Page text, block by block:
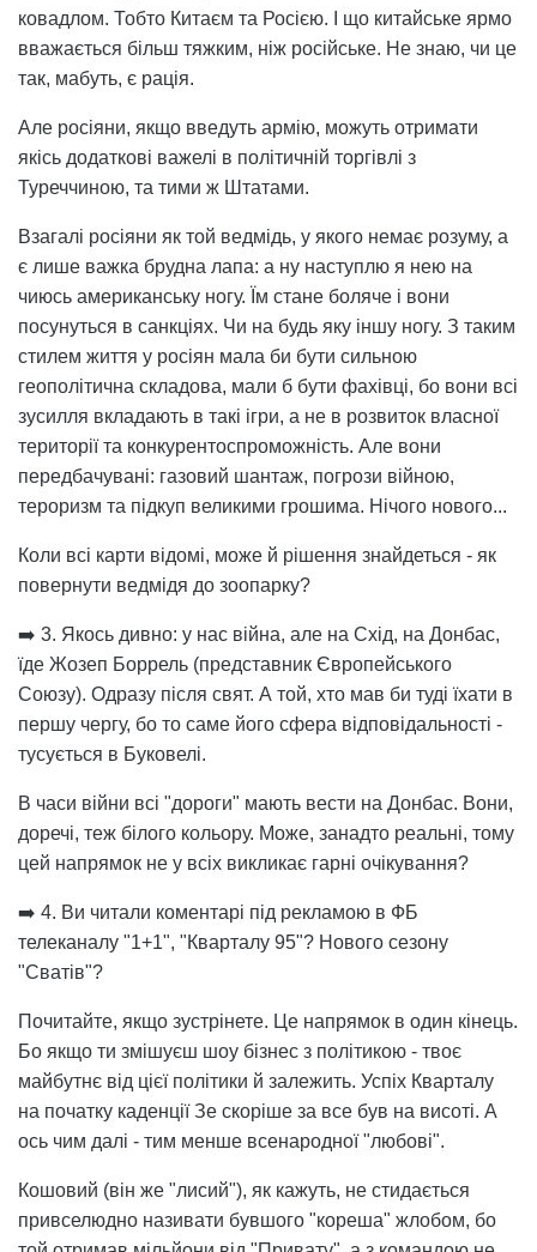
ковадлом. Тобто Китаєм та Росією. І що китайське ярмо
вважається більш тяжким, ніж російське. Не знаю, чи це
так, мабуть, є рація.
Але росіяни, якщо введуть армію, можуть отримати
якісь додаткові важелі в політичній торгівлі з
Туреччиною, та тими ж Штатами.
Взагалі росіяни як той ведмідь, у якого немає розуму, а
є лише важка брудна лапа: а ну наступлю я нею на
чиюсь американську ногу. Їм стане боляче і вони
посунуться в санкціях. Чи на будь яку іншу ногу. З таким
стилем життя у росіян мала би бути сильною
геополітична складова, мали б бути фахівці, бо вони всі
зусилля вкладають в такі ігри, а не в розвиток власної
території та конкурентоспроможність. Але вони
передбачувані: газовий шантаж, погрози війною,
тероризм та підкуп великими грошима. Нічого нового...
Коли всі карти відомі, може й рішення знайдеться - як
повернути ведмідя до зоопарку?
➡️ 3. Якось дивно: у нас війна, але на Схід, на Донбас,
їде Жозеп Боррель (представник Європейського
Союзу). Одразу після свят. А той, хто мав би туді їхати в
першу чергу, бо то саме його сфера відповідальності -
тусується в Буковелі.
В часи війни всі "дороги" мають вести на Донбас. Вони,
доречі, теж білого кольору. Може, занадто реальні, тому
цей напрямок не у всіх викликає гарні очікування?
➡️ 4. Ви читали коментарі під рекламою в ФБ
телеканалу "1+1", "Кварталу 95"? Нового сезону
"Сватів"?
Почитайте, якщо зустрінете. Це напрямок в один кінець.
Бо якщо ти змішуєш шоу бізнес з політикою - твоє
майбутнє від цієї політики й залежить. Успіх Кварталу
на початку каденції Зе скоріше за все був на висоті. А
ось чим далі - тим менше всенародної "любові".
Кошовий (він же "лисий"), як кажуть, не стидається
привселюдно називати бувшого "кореша" жлобом, бо